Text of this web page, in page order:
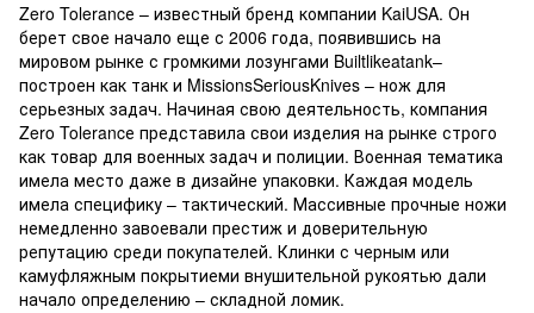
Zero Tolerancе – известный бренд компании KaiUSA. Он
берет свое начало еще с 2006 года, появившись на
мировом рынке с громкими лозунгами Builtlikeatank–
построен как танк и MissionsSeriousKnives – нож для
серьезных задач. Начиная свою деятельность, компания
Zero Tolerancе представила свои изделия на рынке строго
как товар для военных задач и полиции. Военная тематика
имела место даже в дизайне упаковки. Каждая модель
имела специфику – тактический. Массивные прочные ножи
немедленно завоевали престиж и доверительную
репутацию среди покупателей. Клинки с черным или
камуфляжным покрытиеми внушительной рукоятью дали
начало определению – складной ломик.